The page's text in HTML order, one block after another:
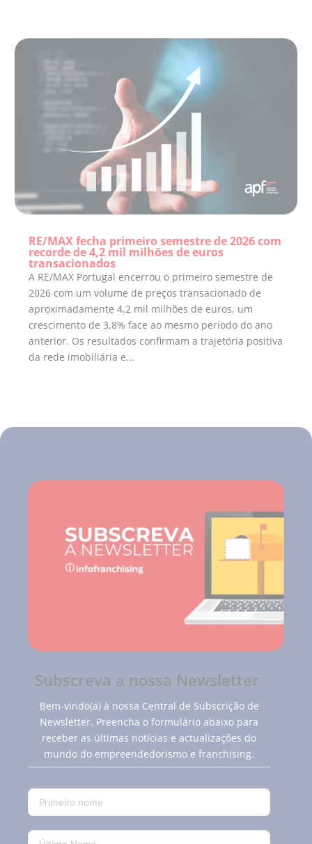
RE/MAX fecha primeiro semestre de 2026 com
recorde de 4,2 mil milhões de euros
transacionados
A RE/MAX Portugal encerrou o primeiro semestre de
2026 com um volume de preços transacionado de
aproximadamente 4,2 mil milhões de euros, um
crescimento de 3,8% face ao mesmo período do ano
anterior. Os resultados confirmam a trajetória positiva
da rede imobiliária e...
Subscreva a nossa Newsletter
Bem-vindo(a) à nossa Central de Subscrição de
Newsletter. Preencha o formulário abaixo para
receber as últimas notícias e actualizações do
mundo do empreendedorismo e franchising.